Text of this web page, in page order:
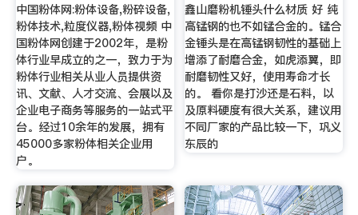
中国粉体网:粉体设备,粉碎设备,
粉体技术,粒度仪器,粉体视频 中
国粉体网创建于2002年，是粉
体行业早成立的之一，致力于为
粉体行业相关从业人员提供资
讯、文献、人才交流、会展以及
企业电子商务等服务的一站式平
台。经过10余年的发展，拥有
45000多家粉体相关企业用
户。
鑫山磨粉机锤头什么材质 好 纯
高锰钢的也不如锰合金的。锰合
金锤头是在高锰钢韧性的基础上
增添了耐磨合金，如虎添翼，即
耐磨韧性又好，使用寿命才长
的。 看你是打沙还是石料，以
及原料硬度有很大关系，建议用
不同厂家的产品比较一下，巩义
东辰的